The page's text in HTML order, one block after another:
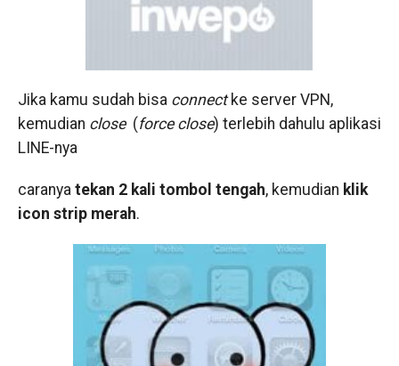
Jika kamu sudah bisa connectke server VPN,
kemudian close(force close) terlebih dahulu aplikasi
LINE-nya
caranya tekan 2 kali tombol tengah, kemudian klik
icon strip merah.